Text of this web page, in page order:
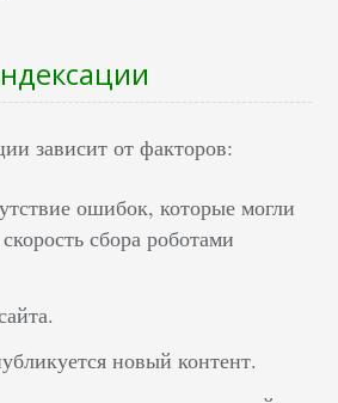
зависит от факторов:
ошибок, которые могли
сбора роботами
новый контент.